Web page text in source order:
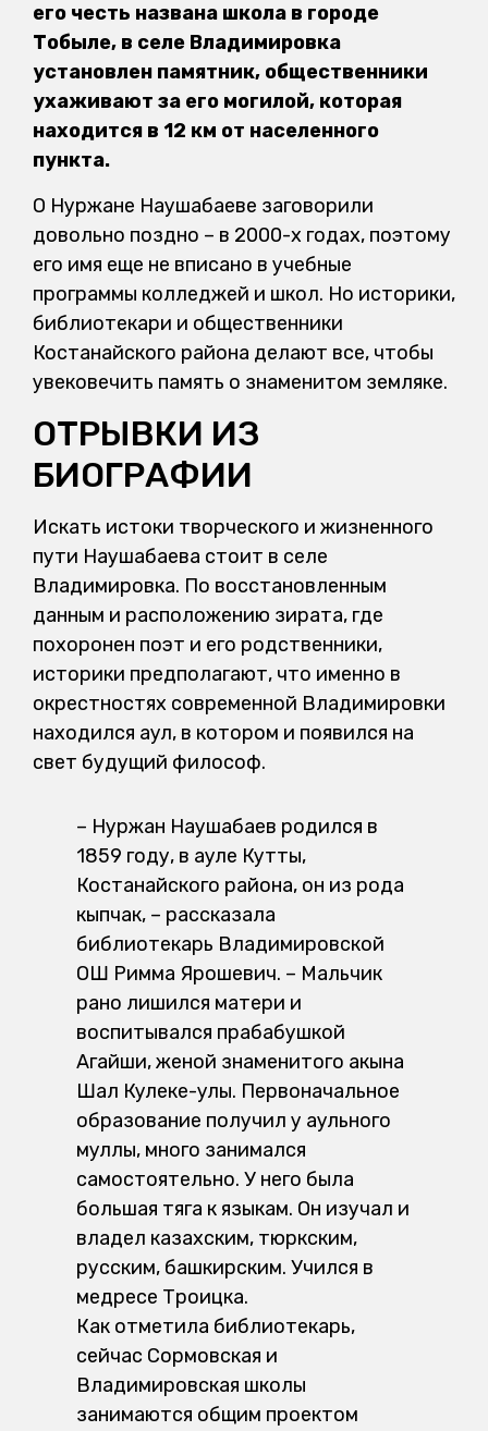
его честь названа школа в городе
Тобыле, в селе Владимировка
установлен памятник, общественники
ухаживают за его могилой, которая
находится в 12 км от населенного
пункта.
О Нуржане Наушабаеве заговорили
довольно поздно – в 2000-х годах, поэтому
его имя еще не вписано в учебные
программы колледжей и школ. Но историки,
библиотекари и общественники
Костанайского района делают все, чтобы
увековечить память о знаменитом земляке.
ОТРЫВКИ ИЗ
БИОГРАФИИ
Искать истоки творческого и жизненного
пути Наушабаева стоит в селе
Владимировка. По восстановленным
данным и расположению зирата, где
похоронен поэт и его родственники,
историки предполагают, что именно в
окрестностях современной Владимировки
находился аул, в котором и появился на
свет будущий философ.
– Нуржан Наушабаев родился в
1859 году, в ауле Кутты,
Костанайского района, он из рода
кыпчак, – рассказала
библиотекарь Владимировской
ОШ Римма Ярошевич. – Мальчик
рано лишился матери и
воспитывался прабабушкой
Агайши, женой знаменитого акына
Шал Кулеке-улы. Первоначальное
образование получил у аульного
муллы, много занимался
самостоятельно. У него была
большая тяга к языкам. Он изучал и
владел казахским, тюркским,
русским, башкирским. Учился в
медресе Троицка.
Как отметила библиотекарь,
сейчас Сормовская и
Владимировская школы
занимаются общим проектом